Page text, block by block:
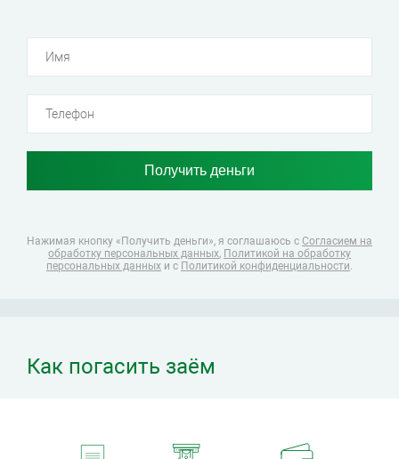
Нажимая кнопку «Получить деньги», я соглашаюсь с Согласием на
обработку персональных данных, Политикой на обработку
персональных данных и с Политикой конфиденциальности.
Как погасить заём